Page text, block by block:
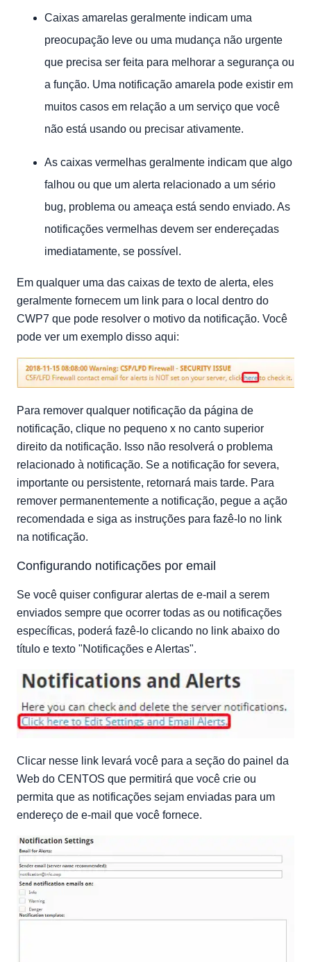
Caixas amarelas geralmente indicam uma
preocupação leve ou uma mudança não urgente
que precisa ser feita para melhorar a segurança ou
a função. Uma notificação amarela pode existir em
muitos casos em relação a um serviço que você
não está usando ou precisar ativamente.
As caixas vermelhas geralmente indicam que algo
falhou ou que um alerta relacionado a um sério
bug, problema ou ameaça está sendo enviado. As
notificações vermelhas devem ser endereçadas
imediatamente, se possível.
Em qualquer uma das caixas de texto de alerta, eles
geralmente fornecem um link para o local dentro do
CWP7 que pode resolver o motivo da notificação. Você
pode ver um exemplo disso aqui:
Para remover qualquer notificação da página de
notificação, clique no pequeno x no canto superior
direito da notificação. Isso não resolverá o problema
relacionado à notificação. Se a notificação for severa,
importante ou persistente, retornará mais tarde. Para
remover permanentemente a notificação, pegue a ação
recomendada e siga as instruções para fazê-lo no link
na notificação.
Configurando notificações por email
Se você quiser configurar alertas de e-mail a serem
enviados sempre que ocorrer todas as ou notificações
específicas, poderá fazê-lo clicando no link abaixo do
título e texto "Notificações e Alertas".
Clicar nesse link levará você para a seção do painel da
Web do CENTOS que permitirá que você crie ou
permita que as notificações sejam enviadas para um
endereço de e-mail que você fornece.